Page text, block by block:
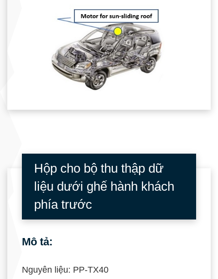
Hộp cho bộ thu thập dữ
liệu dưới ghế hành khách
phía trước
Mô tả:
Nguyên liệu: PP-TX40